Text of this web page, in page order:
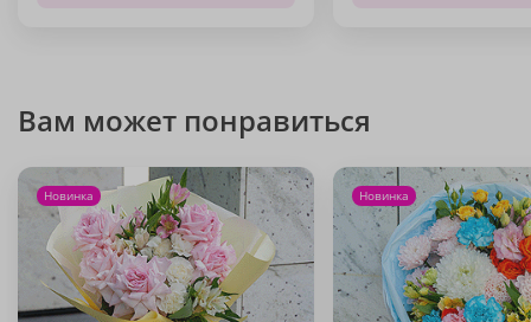
Вам может понравиться
Новинка Новинка